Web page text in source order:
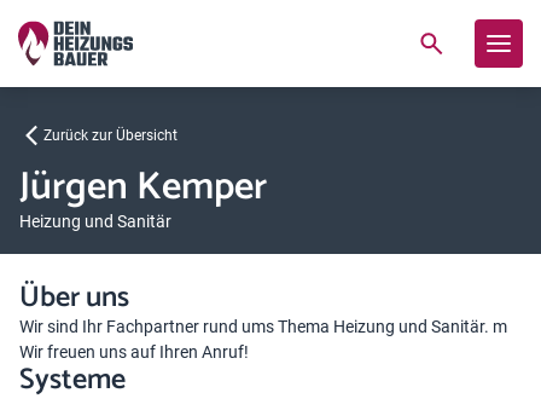
Zurück zur Übersicht
Jürgen Kemper
Heizung und Sanitär
Über uns
Wir sind Ihr Fachpartner rund ums Thema Heizung und Sanitär. m
Wir freuen uns auf Ihren Anruf!
Systeme